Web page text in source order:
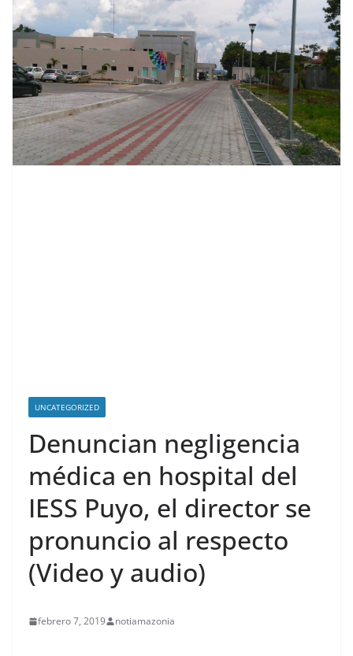
UNCATEGORIZED
Denuncian negligencia
médica en hospital del
IESS Puyo, el director se
pronuncio al respecto
(Video y audio)
febrero 7, 2019 notiamazonia